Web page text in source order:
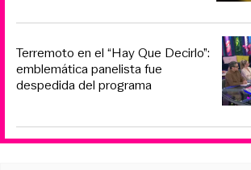
Terremoto en el “Hay Que Decirlo”:
emblemática panelista fue
despedida del programa